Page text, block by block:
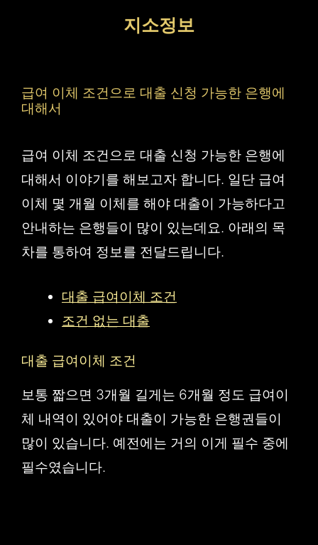
지소정보
급여 이체 조건으로 대출 신청 가능한 은행에
대해서
급여 이체 조건으로 대출 신청 가능한 은행에
대해서 이야기를 해보고자 합니다. 일단 급여
이체 몇 개월 이체를 해야 대출이 가능하다고
안내하는 은행들이 많이 있는데요. 아래의 목
차를 통하여 정보를 전달드립니다.
대출 급여이체 조건
조건 없는 대출
대출 급여이체 조건
보통 짧으면 3개월 길게는 6개월 정도 급여이
체 내역이 있어야 대출이 가능한 은행권들이
많이 있습니다. 예전에는 거의 이게 필수 중에
필수였습니다.